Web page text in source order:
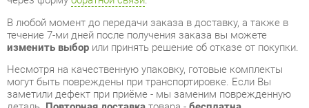
могут быть повреждены при транспортировке. Если Вы
заметили дефект при приёме - мы заменим поврежденную
деталь.Повторная доставкатовара -бесплатна.
На всю мебель категории Готовые комплекты
распространяетсягарантия 1 год, а на некоторые модели – 2
года с момента приобретения.